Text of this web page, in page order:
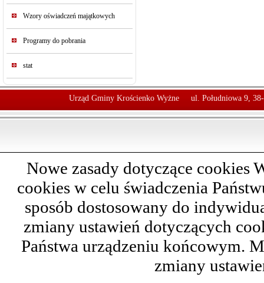
Wzory oświadczeń majątkowych
Programy do pobrania
stat
Urząd Gminy Krościenko Wyżne ul. Południowa 9,
Nowe zasady dotyczące cookies
cookies w celu świadczenia
sposób dostosowany do
zmiany ustawień dotyczących
Państwa urządzeniu końcowym.
zmiany